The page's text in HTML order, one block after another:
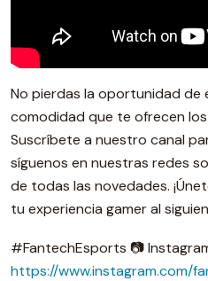
No pierdas la oportunidad de
comodidad que te ofrecen
Suscríbete a nuestro canal
síguenos en nuestras redes
de todas las novedades.
tu experiencia gamer al
#FantechEsports 📷
https://www.instagram.com/